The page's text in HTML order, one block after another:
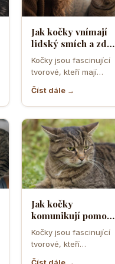
Jak kočky vnímají
lidský smích a zda
ho považují za
projev radosti nebo
hrozbu
Kočky jsou fascinující
tvorové, kteří mají
komunikace a vnímání
světa. Když se…
Číst dále →
Jak kočky
komunikují pomocí
uší a co znamená
když je otočí
dozadu jako letadlo
Kočky jsou fascinující
tvorové, kteří
komunikují mnoha